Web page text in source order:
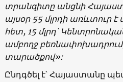
տրանզիտը անցնի
այսօր 55 մլրդի առևտուր
հետ, 15 մլրդ՝
ամբողջ
տարածքով»:
Ընդգծել է՝ Հայաստանը